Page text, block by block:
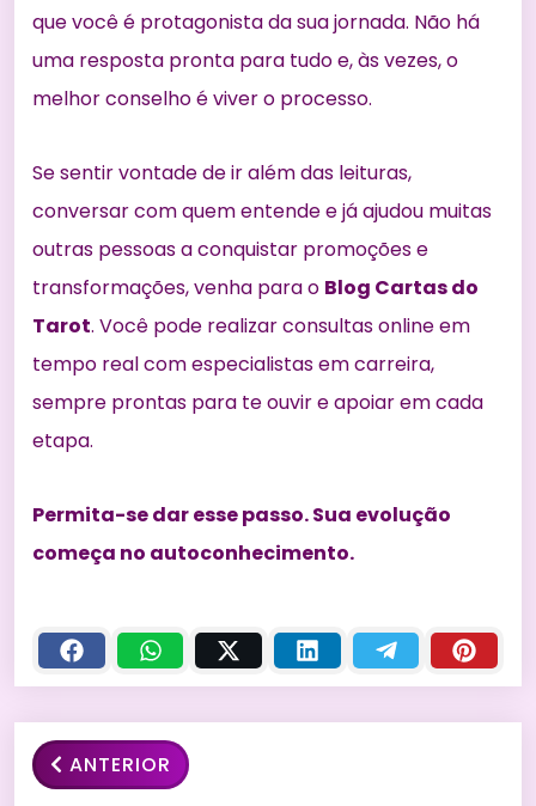
que você é protagonista da sua jornada. Não há
uma resposta pronta para tudo e, às vezes, o
melhor conselho é viver o processo.
Se sentir vontade de ir além das leituras,
conversar com quem entende e já ajudou muitas
outras pessoas a conquistar promoções e
transformações, venha para o Blog Cartas do
Tarot. Você pode realizar consultas online em
tempo real com especialistas em carreira,
sempre prontas para te ouvir e apoiar em cada
etapa.
Permita-se dar esse passo. Sua evolução
começa no autoconhecimento.
ANTERIOR